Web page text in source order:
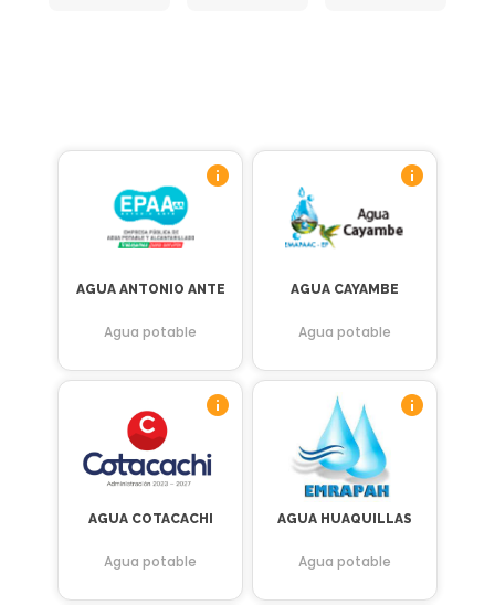
AGUA ANTONIO ANTE
Agua potable
AGUA CAYAMBE
Agua potable
AGUA COTACACHI
Agua potable
AGUA HUAQUILLAS
Agua potable